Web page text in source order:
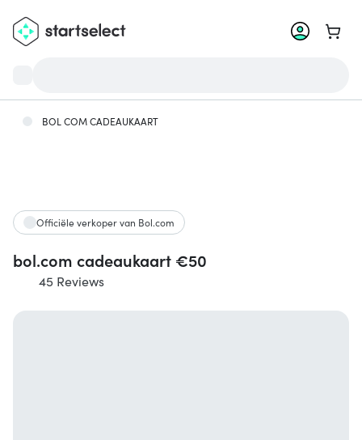
Ga
BOL COM CADEAUKAART
Officiële verkoper van Bol.com
bol.com cadeaukaart €50
45 Reviews